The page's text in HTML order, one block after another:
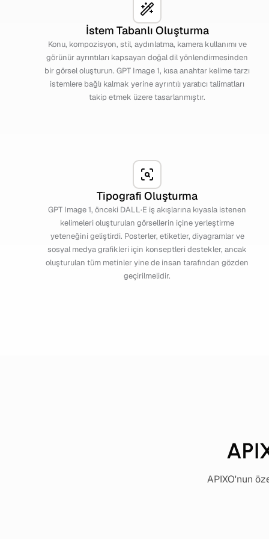
İstem Tabanlı Oluşturma
Konu, kompozisyon, stil, aydınlatma, kamera kullanımı ve
görünür ayrıntıları kapsayan doğal dil yönlendirmesinden
bir görsel oluşturun. GPT Image 1, kısa anahtar kelime tarzı
istemlere bağlı kalmak yerine ayrıntılı yaratıcı talimatları
takip etmek üzere tasarlanmıştır.
Tipografi Oluşturma
GPT Image 1, önceki DALL·E iş akışlarına kıyasla istenen
kelimeleri oluşturulan görsellerin içine yerleştirme
yeteneğini geliştirdi. Posterler, etiketler, diyagramlar ve
sosyal medya grafikleri için konseptleri destekler, ancak
oluşturulan tüm metinler yine de insan tarafından gözden
geçirilmelidir.
APIXO'nun